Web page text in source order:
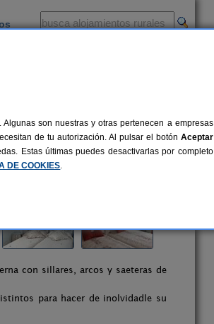
con sillares, arcos y saeteras de
para hacer de inolvidadle su
son nuestras y otras pertenecen a empresas
de tu autorización. Al pulsar el botón Aceptar
Estas últimas puedes desactivarlas por completo
DE COOKIES.